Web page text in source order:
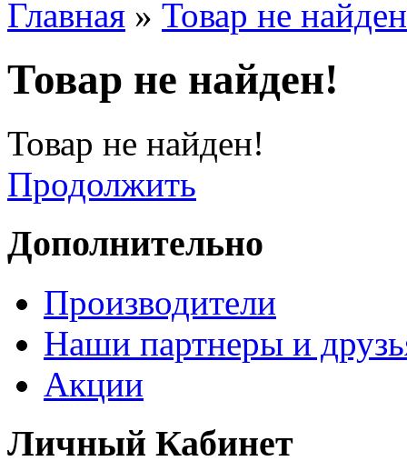
Главная » Товар не
Товар не найден!
Товар не найден!
Продолжить
Дополнительно
Производители
Наши партнеры и
Акции
Личный Кабинет